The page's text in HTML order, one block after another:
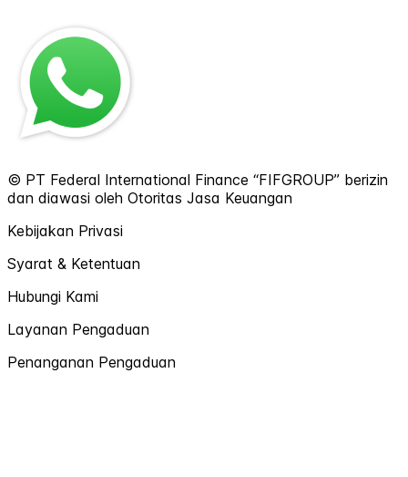
© PT Federal International Finance “FIFGROUP” berizin
dan diawasi oleh Otoritas Jasa Keuangan
Kebijakan Privasi
Syarat & Ketentuan
Hubungi Kami
Layanan Pengaduan
Penanganan Pengaduan